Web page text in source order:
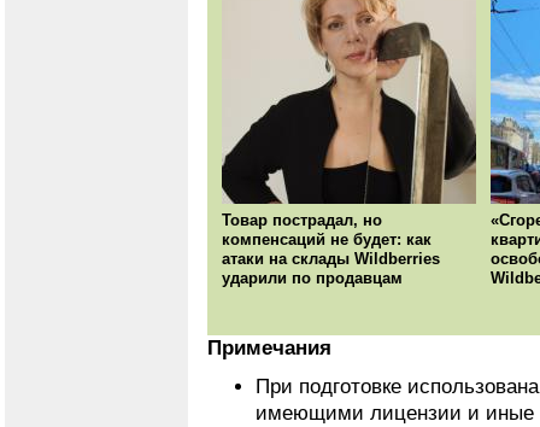
Товар пострадал, но
компенсаций не будет: как
атаки на склады Wildberries
ударили по продавцам
Примечания
При подготовке
имеющими лицензии и иные